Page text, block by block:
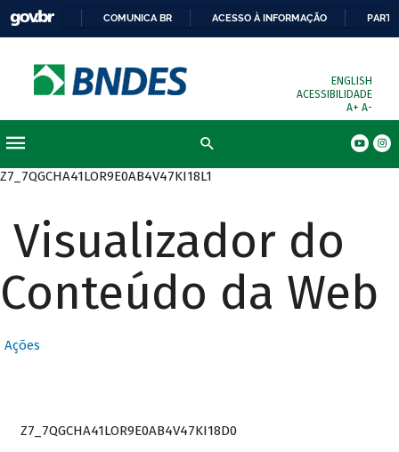
COMUNICA BR ACESSO À INFORMAÇÃO
ENGLISH
ACESSIBILIDADE
A+ A-
Z7_7QGCHA41LOR9E0AB4V47KI18L1
Visualizador do
Conteúdo da Web
Ações
Z7_7QGCHA41LOR9E0AB4V47KI18D0